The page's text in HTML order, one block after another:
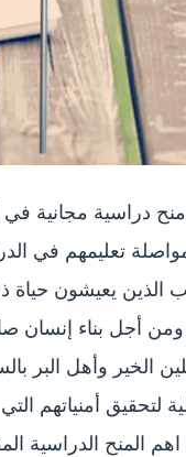
دراسية مجانية
تعليمهم في
الذين يعيشون
أجل بناء إنسان
الخير وأهل البر
لتحقيق أمنياتهم
المنح الدراسية